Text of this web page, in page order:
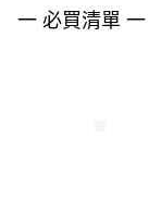
一 必買清單 一